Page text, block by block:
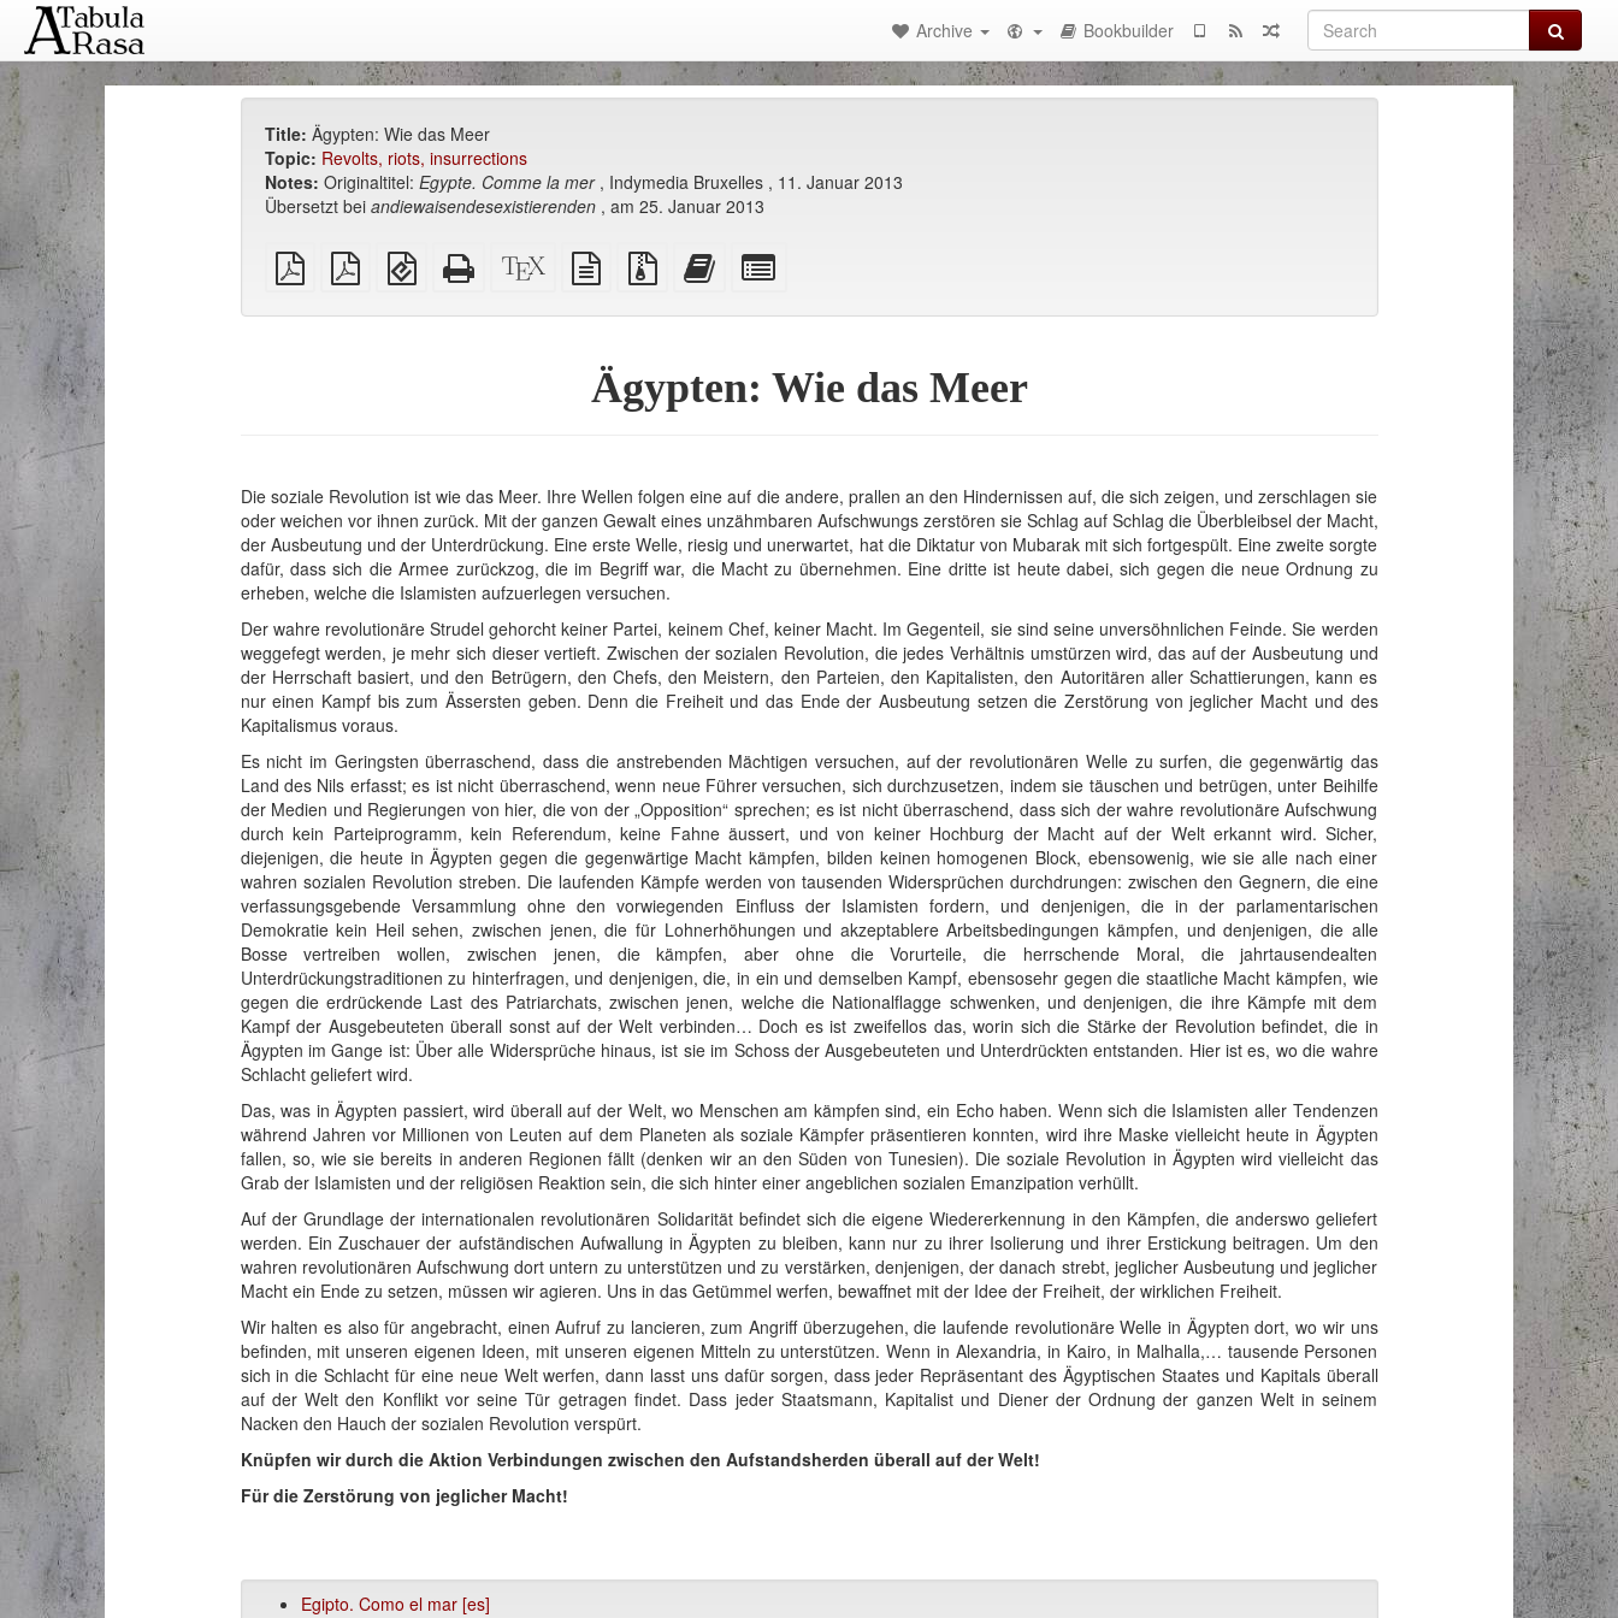
Search
Archive Bookbuilder
Title: Ägypten: Wie das Meer
Topic: Revolts, riots, insurrections
Notes: Originaltitel: Egypte. Comme la mer, Indymedia Bruxelles , 11. Januar 2013
Übersetzt bei andiewaisendesexistierenden, am 25. Januar 2013
plain
PDF
A4
imposed
EPUB
(for
Standalone
HTML
XeLaTeX
source
plain
text
Source
files
Add
this
bookbuilderbookbuilder
Ägypten: Wie das Meer
Die soziale Revolution ist wie das Meer. Ihre Wellen folgen eine auf die andere, prallen an den Hindernissen auf, die sich zeigen, und zerschlagen sie
oder weichen vor ihnen zurück. Mit der ganzen Gewalt eines unzähmbaren Aufschwungs zerstören sie Schlag auf Schlag die Überbleibsel der Macht,
der Ausbeutung und der Unterdrückung. Eine erste Welle, riesig und unerwartet, hat die Diktatur von Mubarak mit sich fortgespült. Eine zweite sorgte
dafür, dass sich die Armee zurückzog, die im Begriff war, die Macht zu übernehmen. Eine dritte ist heute dabei, sich gegen die neue Ordnung zu
erheben, welche die Islamisten aufzuerlegen versuchen.
Der wahre revolutionäre Strudel gehorcht keiner Partei, keinem Chef, keiner Macht. Im Gegenteil, sie sind seine unversöhnlichen Feinde. Sie werden
weggefegt werden, je mehr sich dieser vertieft. Zwischen der sozialen Revolution, die jedes Verhältnis umstürzen wird, das auf der Ausbeutung und
der Herrschaft basiert, und den Betrügern, den Chefs, den Meistern, den Parteien, den Kapitalisten, den Autoritären aller Schattierungen, kann es
nur einen Kampf bis zum Ässersten geben. Denn die Freiheit und das Ende der Ausbeutung setzen die Zerstörung von jeglicher Macht und des
Kapitalismus voraus.
Es nicht im Geringsten überraschend, dass die anstrebenden Mächtigen versuchen, auf der revolutionären Welle zu surfen, die gegenwärtig das
Land des Nils erfasst; es ist nicht überraschend, wenn neue Führer versuchen, sich durchzusetzen, indem sie täuschen und betrügen, unter Beihilfe
der Medien und Regierungen von hier, die von der „Opposition“ sprechen; es ist nicht überraschend, dass sich der wahre revolutionäre Aufschwung
durch kein Parteiprogramm, kein Referendum, keine Fahne äussert, und von keiner Hochburg der Macht auf der Welt erkannt wird. Sicher,
diejenigen, die heute in Ägypten gegen die gegenwärtige Macht kämpfen, bilden keinen homogenen Block, ebensowenig, wie sie alle nach einer
wahren sozialen Revolution streben. Die laufenden Kämpfe werden von tausenden Widersprüchen durchdrungen: zwischen den Gegnern, die eine
verfassungsgebende Versammlung ohne den vorwiegenden Einfluss der Islamisten fordern, und denjenigen, die in der parlamentarischen
Demokratie kein Heil sehen, zwischen jenen, die für Lohnerhöhungen und akzeptablere Arbeitsbedingungen kämpfen, und denjenigen, die alle
Bosse vertreiben wollen, zwischen jenen, die kämpfen, aber ohne die Vorurteile, die herrschende Moral, die jahrtausendealten
Unterdrückungstraditionen zu hinterfragen, und denjenigen, die, in ein und demselben Kampf, ebensosehr gegen die staatliche Macht kämpfen, wie
gegen die erdrückende Last des Patriarchats, zwischen jenen, welche die Nationalflagge schwenken, und denjenigen, die ihre Kämpfe mit dem
Kampf der Ausgebeuteten überall sonst auf der Welt verbinden… Doch es ist zweifellos das, worin sich die Stärke der Revolution befindet, die in
Ägypten im Gange ist: Über alle Widersprüche hinaus, ist sie im Schoss der Ausgebeuteten und Unterdrückten entstanden. Hier ist es, wo die wahre
Schlacht geliefert wird.
Das, was in Ägypten passiert, wird überall auf der Welt, wo Menschen am kämpfen sind, ein Echo haben. Wenn sich die Islamisten aller Tendenzen
während Jahren vor Millionen von Leuten auf dem Planeten als soziale Kämpfer präsentieren konnten, wird ihre Maske vielleicht heute in Ägypten
fallen, so, wie sie bereits in anderen Regionen fällt (denken wir an den Süden von Tunesien). Die soziale Revolution in Ägypten wird vielleicht das
Grab der Islamisten und der religiösen Reaktion sein, die sich hinter einer angeblichen sozialen Emanzipation verhüllt.
Auf der Grundlage der internationalen revolutionären Solidarität befindet sich die eigene Wiedererkennung in den Kämpfen, die anderswo geliefert
werden. Ein Zuschauer der aufständischen Aufwallung in Ägypten zu bleiben, kann nur zu ihrer Isolierung und ihrer Erstickung beitragen. Um den
wahren revolutionären Aufschwung dort untern zu unterstützen und zu verstärken, denjenigen, der danach strebt, jeglicher Ausbeutung und jeglicher
Macht ein Ende zu setzen, müssen wir agieren. Uns in das Getümmel werfen, bewaffnet mit der Idee der Freiheit, der wirklichen Freiheit.
Wir halten es also für angebracht, einen Aufruf zu lancieren, zum Angriff überzugehen, die laufende revolutionäre Welle in Ägypten dort, wo wir uns
befinden, mit unseren eigenen Ideen, mit unseren eigenen Mitteln zu unterstützen. Wenn in Alexandria, in Kairo, in Malhalla,… tausende Personen
sich in die Schlacht für eine neue Welt werfen, dann lasst uns dafür sorgen, dass jeder Repräsentant des Ägyptischen Staates und Kapitals überall
auf der Welt den Konflikt vor seine Tür getragen findet. Dass jeder Staatsmann, Kapitalist und Diener der Ordnung der ganzen Welt in seinem
Nacken den Hauch der sozialen Revolution verspürt.
Knüpfen wir durch die Aktion Verbindungen zwischen den Aufstandsherden überall auf der Welt!
Für die Zerstörung von jeglicher Macht!
Egipto. Como el mar [es]